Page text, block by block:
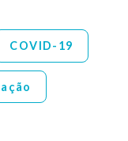
COVID-19